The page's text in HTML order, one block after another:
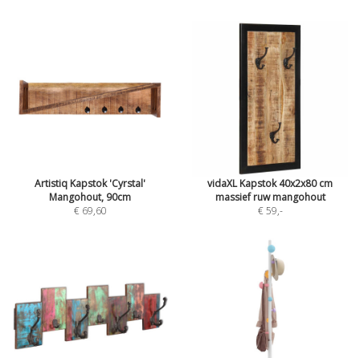
Artistiq Kapstok 'Cyrstal'
Mangohout, 90cm
€ 69,60
vidaXL Kapstok 40x2x80 cm
massief ruw mangohout
€ 59,-